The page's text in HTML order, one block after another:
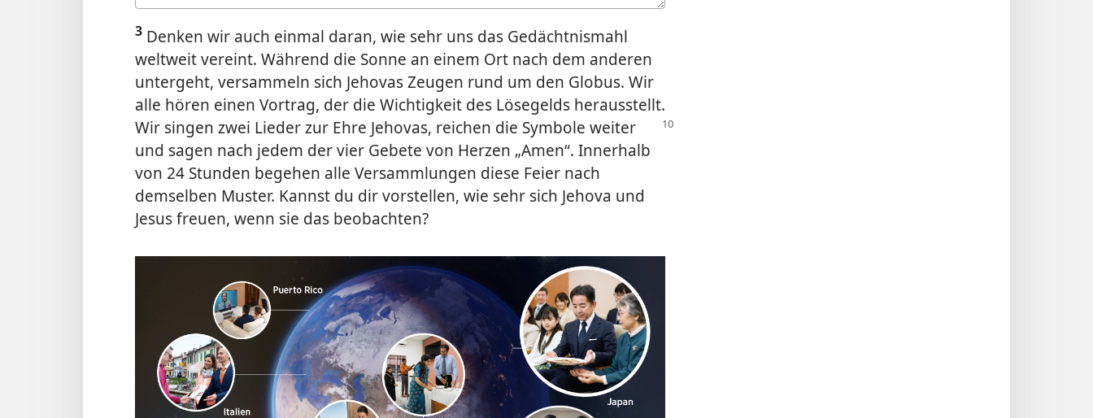
Antwort
3 Denken wir auch einmal daran, wie sehr uns das Gedächtnismahl
weltweit vereint. Während die Sonne an einem Ort nach dem anderen
untergeht, versammeln sich Jehovas Zeugen rund um den Globus. Wir
alle hören einen Vortrag, der die Wichtigkeit des Lösegelds herausstellt.
Wir singen zwei Lieder zur Ehre Jehovas, reichen die Symbole weiter
und sagen nach jedem der vier Gebete von Herzen „Amen“. Innerhalb
von 24 Stunden begehen alle Versammlungen diese Feier nach
demselben Muster. Kannst du dir vorstellen, wie sehr sich Jehova und
Jesus freuen, wenn sie das beobachten?